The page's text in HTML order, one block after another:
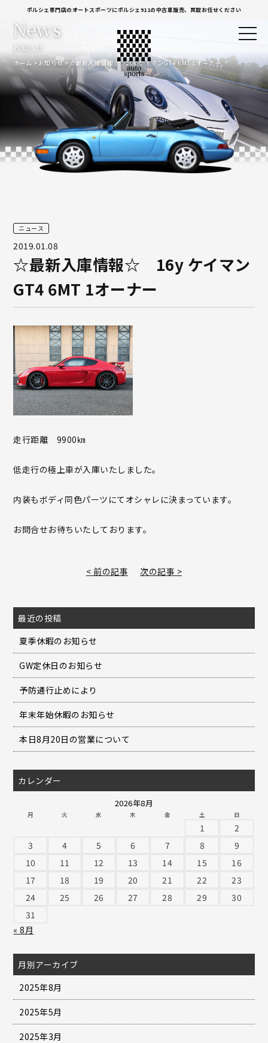
ポルシェ専門店のオートスポーツにポルシェ911の中古車販売、買取お任せください
お知らせ
News
ホーム お知らせ ☆最新入庫情報☆ 16y ケイマンGT4 6MT 1オーナー
ニュース
2019.01.08
☆最新入庫情報☆ 16y ケイマン
GT4 6MT 1オーナー
走行距離 9900㎞
低走行の極上車が入庫いたしました。
内装もボディ同色パーツにてオシャレに決まっています。
お問合せお待ちいたしております。
< 前の記事 次の記事 >
最近の投稿
夏季休暇のお知らせ
GW定休日のお知らせ
予防通行止めにより
年末年始休暇のお知らせ
本日8月20日の営業について
カレンダー
2026年8月
月 火 水 木 金 土 日
1
2
3
4 5 6 7 8
9
10
11 12 13 14 15
16
17
18 19 20 21 22
23
24
25 26 27 28 29
30
31
« 8月
月別アーカイブ
2025年8月
2025年5月
2025年3月